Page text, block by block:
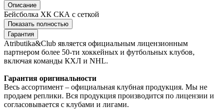
Описание
Бейсболка ХК СКА с сеткой
Показать полностью
Гарантия
Atributika&Club является официальным лицензионным
партнером более 50-ти хоккейных и футбольных клубов,
включая команды КХЛ и NHL.
Гарантия оригинальности
Весь ассортимент – официальная клубная продукция. Мы не
продаем реплики. Вся продукция производится по лицензии и
согласовывается с клубами и лигами.